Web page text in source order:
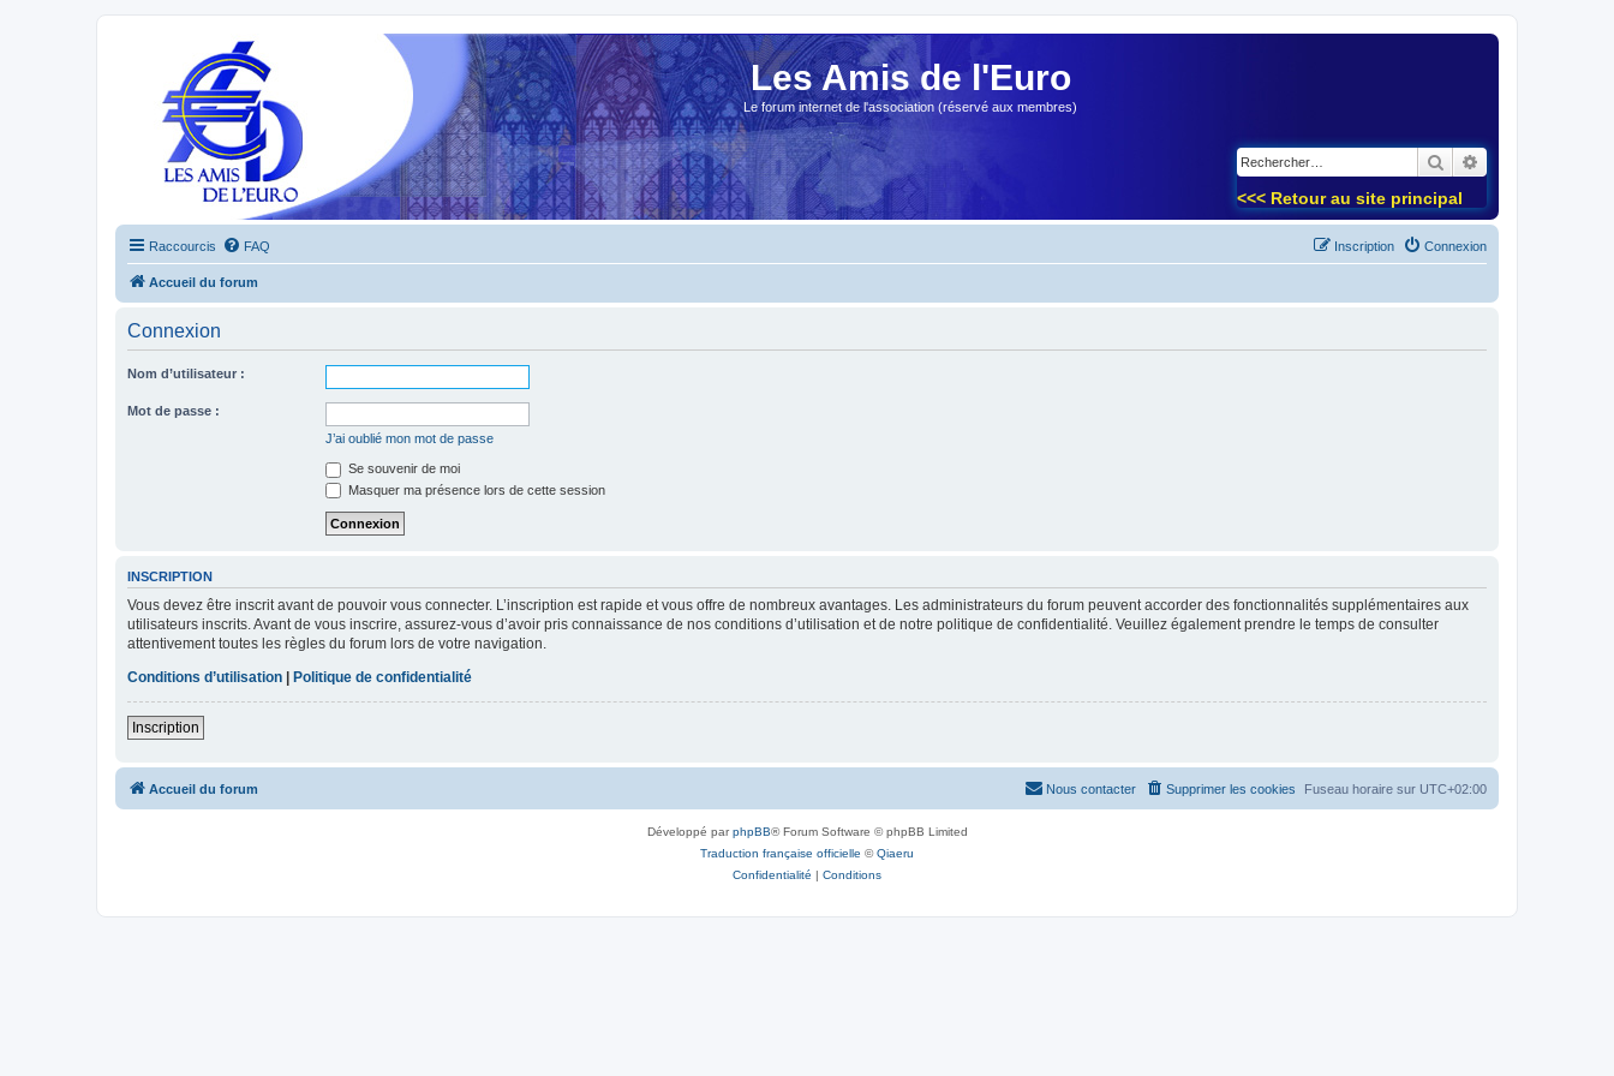
Les Amis de l'Euro
Le forum internet de l'association (réservé aux membres)
Rechercher
<<< Retour au site principal
Raccourcis FAQ Connexion
Inscription
Accueil du forum
Connexion
Nom d’utilisateur :
Mot de passe :
J’ai oublié mon mot de passe
Se souvenir de moi
Masquer ma présence lors de cette session
INSCRIPTION
Vous devez être inscrit avant de pouvoir vous connecter. L’inscription est rapide et vous offre de nombreux avantages. Les administrateurs du forum peuvent accorder des fonctionnalités supplémentaires aux
utilisateurs inscrits. Avant de vous inscrire, assurez-vous d’avoir pris connaissance de nos conditions d’utilisation et de notre politique de confidentialité. Veuillez également prendre le temps de consulter
attentivement toutes les règles du forum lors de votre navigation.
Conditions d’utilisation | Politique de confidentialité
Inscription
Accueil du forum Fuseau horaire sur UTC+02:00
Supprimer les cookies
Nous contacter
Développé parphpBB® Forum Software © phpBB Limited
Traduction française officielle ©Qiaeru
Confidentialité | Conditions